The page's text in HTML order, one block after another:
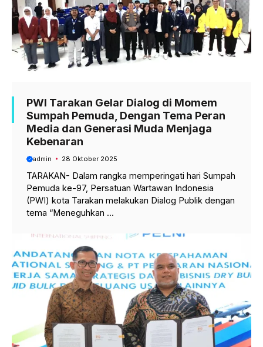
PWI Tarakan Gelar Dialog di Momem
Sumpah Pemuda, Dengan Tema Peran
Media dan Generasi Muda Menjaga
Kebenaran
admin 28 Oktober 2025
TARAKAN- Dalam rangka memperingati hari Sumpah
Pemuda ke-97, Persatuan Wartawan Indonesia
(PWI) kota Tarakan melakukan Dialog Publik dengan
tema “Meneguhkan ...